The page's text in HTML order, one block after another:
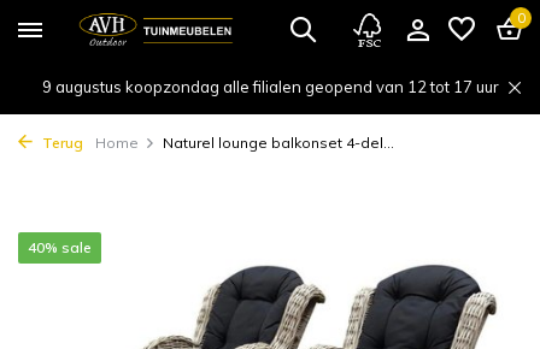
0
9 augustus koopzondag alle filialen geopend van 12 tot 17 uur
Terug Home Naturel lounge balkonset 4-del...
40% sale